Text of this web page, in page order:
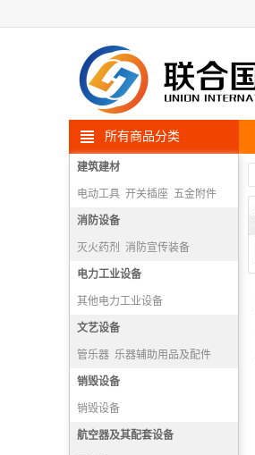
所有商品分类
建筑建材
电动工具 开关插座 五金附件
高空安防用品
消防设备
灭火药剂 消防宣传装备
消防报警机
隔绝式正压氧气呼吸器
电力工业设备
其他电力工业设备
文艺设备
管乐器 乐器辅助用品及配件
打击乐器
销毁设备
销毁设备
航空器及其配套设备